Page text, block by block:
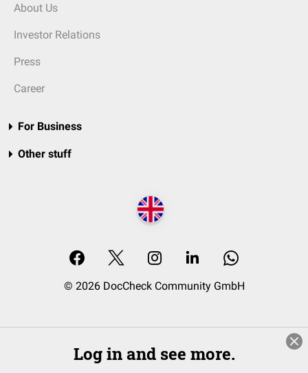
About Us
Investor Relations
Press
Career
For Business
Other stuff
© 2026 DocCheck Community GmbH
Log in and see more.